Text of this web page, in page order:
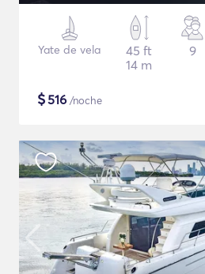
Yate de vela
45 ft
14 m
9
$516 /noche